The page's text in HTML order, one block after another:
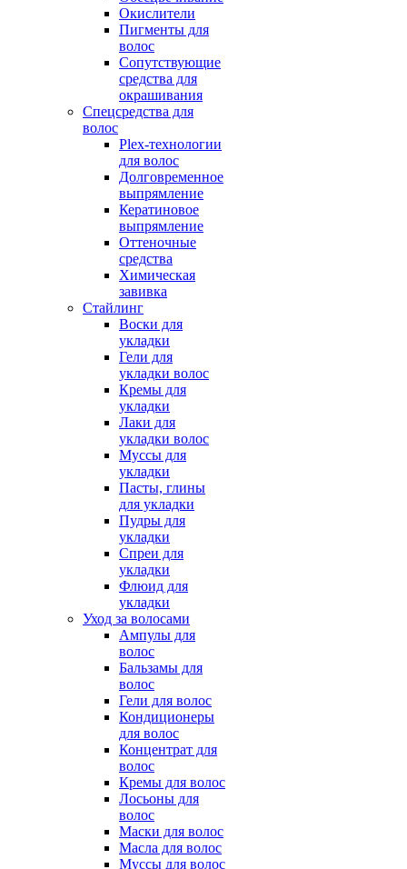
Окислители
Пигменты для
волос
Сопутствующие
средства для
окрашивания
Спецсредства для
волос
Plex-технологии
для волос
Долговременное
выпрямление
Кератиновое
выпрямление
Оттеночные
средства
Химическая
завивка
Стайлинг
Воски для
укладки
Гели для
укладки волос
Кремы для
укладки
Лаки для
укладки волос
Муссы для
укладки
Пасты, глины
для укладки
Пудры для
укладки
Спреи для
укладки
Флюид для
укладки
Уход за волосами
Ампулы для
волос
Бальзамы для
волос
Гели для волос
Кондиционеры
для волос
Концентрат для
волос
Кремы для волос
Лосьоны для
волос
Маски для волос
Масла для волос
Муссы для волос